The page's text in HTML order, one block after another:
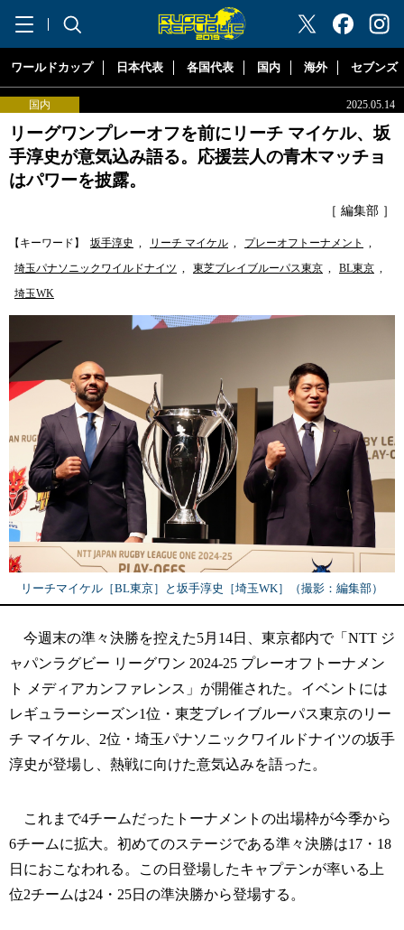
"ラグビーリパブリック"
ワールドカップ 日本代表 各国代表 国内 海外 セブンズ
国内 2025.05.14
リーグワンプレーオフを前にリーチ マイケル、坂
手淳史が意気込み語る。応援芸人の青木マッチョ
はパワーを披露。
［ 編集部 ］
【キーワード】 坂手淳史 , リーチ マイケル , プレーオフトーナメント
,
埼玉パナソニックワイルドナイツ , 東芝ブレイブルーパス東京 , BL東京 ,
埼玉WK
リーチマイケル［BL東京］と坂手淳史［埼玉WK］（撮影：編集部）
今週末の準々決勝を控えた5月14日、東京都内で「NTT ジ
ャパンラグビー リーグワン 2024-25 プレーオフトーナメン
ト メディアカンファレンス」が開催された。イベントには
レギュラーシーズン1位・東芝ブレイブルーパス東京のリー
チ マイケル、2位・埼玉パナソニックワイルドナイツの坂手
淳史が登場し、熱戦に向けた意気込みを語った。
これまで4チームだったトーナメントの出場枠が今季から
6チームに拡大。初めてのステージである準々決勝は17・18
日におこなわれる。この日登場したキャプテンが率いる上
位2チームは24・25日の準決勝から登場する。